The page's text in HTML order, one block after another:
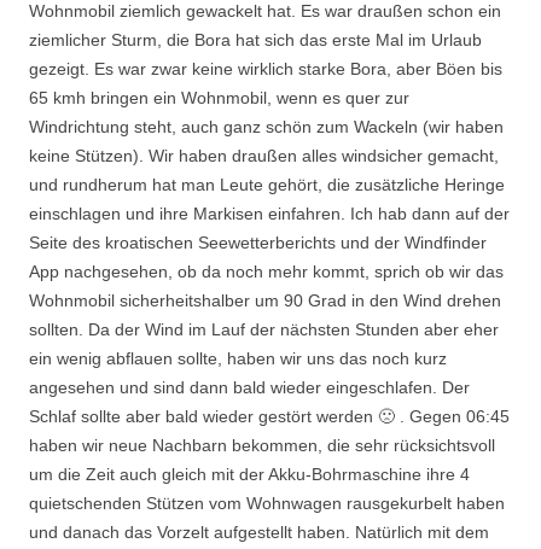
Wohnmobil ziemlich gewackelt hat. Es war draußen schon ein
ziemlicher Sturm, die Bora hat sich das erste Mal im Urlaub
gezeigt. Es war zwar keine wirklich starke Bora, aber Böen bis
65 kmh bringen ein Wohnmobil, wenn es quer zur
Windrichtung steht, auch ganz schön zum Wackeln (wir haben
keine Stützen). Wir haben draußen alles windsicher gemacht,
und rundherum hat man Leute gehört, die zusätzliche Heringe
einschlagen und ihre Markisen einfahren. Ich hab dann auf der
Seite des kroatischen Seewetterberichts und der Windfinder
App nachgesehen, ob da noch mehr kommt, sprich ob wir das
Wohnmobil sicherheitshalber um 90 Grad in den Wind drehen
sollten. Da der Wind im Lauf der nächsten Stunden aber eher
ein wenig abflauen sollte, haben wir uns das noch kurz
angesehen und sind dann bald wieder eingeschlafen. Der
Schlaf sollte aber bald wieder gestört werden 🙁 . Gegen 06:45
haben wir neue Nachbarn bekommen, die sehr rücksichtsvoll
um die Zeit auch gleich mit der Akku-Bohrmaschine ihre 4
quietschenden Stützen vom Wohnwagen rausgekurbelt haben
und danach das Vorzelt aufgestellt haben. Natürlich mit dem